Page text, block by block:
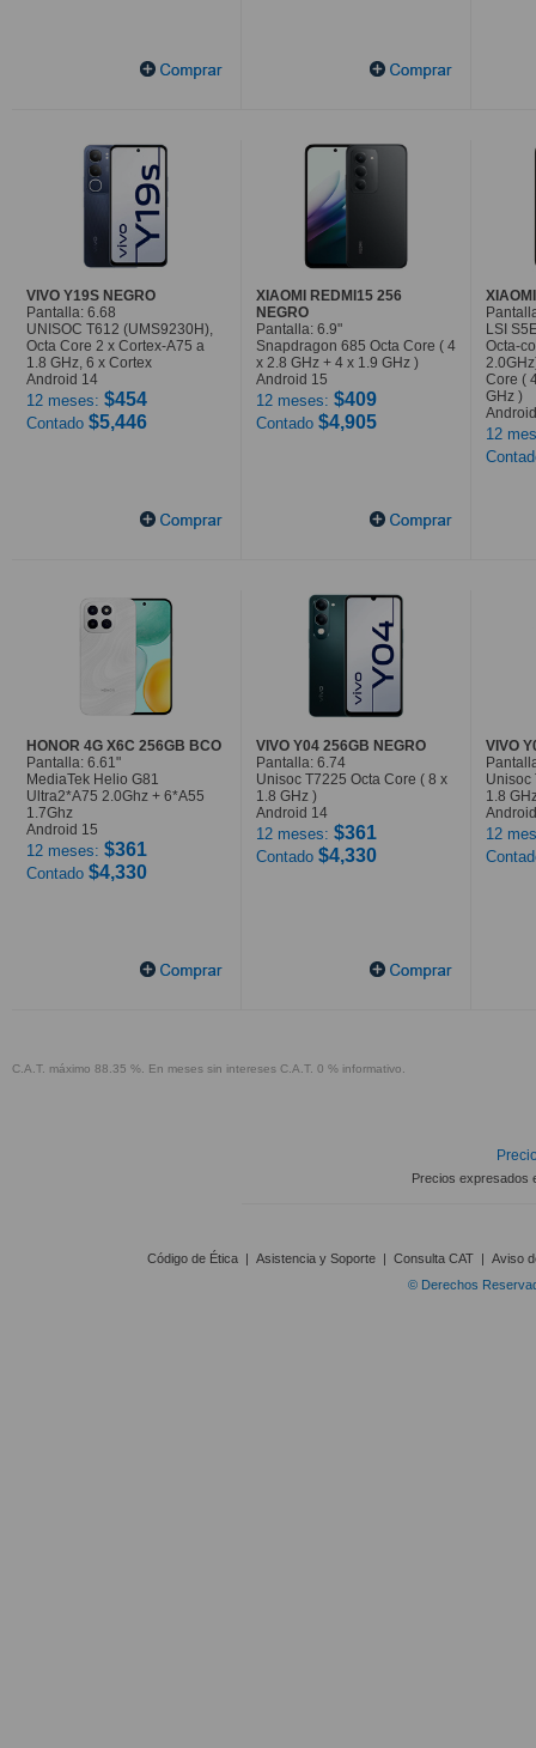
VIVO Y19S NEGRO
Pantalla: 6.68
UNISOC T612 (UMS9230H),
Octa Core 2 x Cortex-A75 a
1.8 GHz, 6 x Cortex
Android 14
12 meses: $454
Contado $5,446
XIAOMI REDMI15 256
NEGRO
Pantalla: 6.9"
Snapdragon 685 Octa Core ( 4
x 2.8 GHz + 4 x 1.9 GHz )
Android 15
12 meses: $409
Contado $4,905
LSI
Octa-
Core (
GHz )
12
HONOR 4G X6C 256GB BCO
Pantalla: 6.61"
MediaTek Helio G81
Ultra2*A75 2.0Ghz + 6*A55
1.7Ghz
Android 15
12 meses: $361
Contado $4,330
VIVO Y04 256GB NEGRO
Pantalla: 6.74
Unisoc T7225 Octa Core ( 8 x
1.8 GHz )
Android 14
12 meses: $361
Contado $4,330
VIVO
Unisoc
1.8
12
C.A.T. máximo 88.35 %. En meses sin intereses C.A.T. 0 % informativo.
Precios expresados
Código de Ética | Asistencia y Soporte | Consulta CAT | Aviso
© Derechos